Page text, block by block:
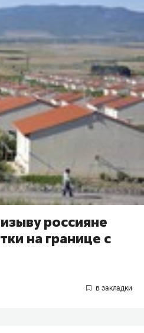
россияне
на границе с